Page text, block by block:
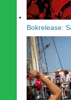
Bokrelease: